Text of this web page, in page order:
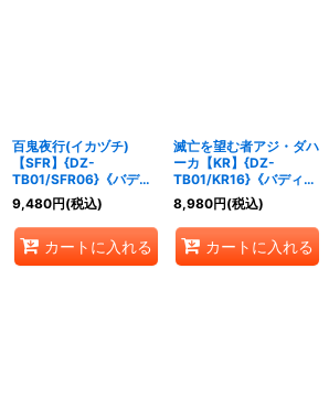
百鬼夜行(イカヅチ)
【SFR】{DZ-
TB01/SFR06}《バディ
ファイト》
9,480円(税込)
カートに入れる
滅亡を望む者アジ・ダハ
ーカ【KR】{DZ-
TB01/KR16}《バディフ
ァイト》
8,980円(税込)
カートに入れる